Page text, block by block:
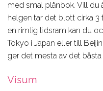
med smal plånbok. Vill du
helgen tar det blott cirka
en rimlig tidsram kan du
Tokyo i Japan eller till
ger det mesta av det
Visum